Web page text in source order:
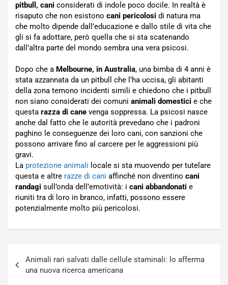
pitbull, cani considerati di indole poco docile. In realtà è
risaputo che non esistono cani pericolosi di natura ma
che molto dipende dall’educazione e dallo stile di vita che
gli si fa adottare, però quella che si sta scatenando
dall’altra parte del mondo sembra una vera psicosi.
Dopo che a Melbourne, in Australia, una bimba di 4 anni è
stata azzannata da un pitbull che l’ha uccisa, gli abitanti
della zona temono incidenti simili e chiedono che i pitbull
non siano considerati dei comuni animali domestici e che
questa razza di cane venga soppressa. La psicosi nasce
anche dal fatto che le autorità prevedano che i padroni
paghino le conseguenze dei loro cani, con sanzioni che
possono arrivare fino al carcere per le aggressioni più
gravi.
La protezione animali locale si sta muovendo per tutelare
questa e altre razze di cani affinché non diventino cani
randagi sull’onda dell’emotività: i cani abbandonati e
riuniti tra di loro in branco, infatti, possono essere
potenzialmente molto più pericolosi.
articoli
Animali rari salvati dalle cellule staminali: lo afferma
una nuova ricerca americana